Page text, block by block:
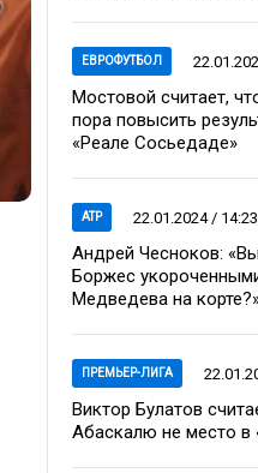
ЕВРОФУТБОЛ
Мостовой считает,
пора повысить
«Реале Сосьедаде»
ATP 22.01.2024 / 14:23
Андрей Чесноков:
Боржес
Медведева на
ПРЕМЬЕР-ЛИГА
Виктор Булатов
Абаскалю не место в